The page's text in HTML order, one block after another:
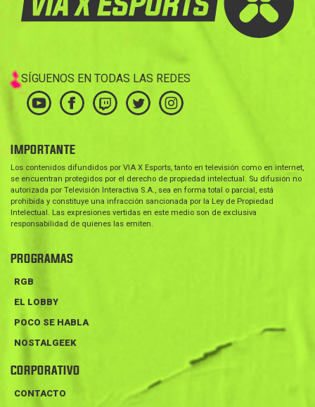
SÍGUENOS EN TODAS LAS REDES
IMPORTANTE
Los contenidos difundidos por VIA X Esports, tanto en televisión como en internet,
se encuentran protegidos por el derecho de propiedad intelectual. Su difusión no
autorizada por Televisión Interactiva S.A., sea en forma total o parcial, está
prohibida y constituye una infracción sancionada por la Ley de Propiedad
Intelectual. Las expresiones vertidas en este medio son de exclusiva
responsabilidad de quienes las emiten.
PROGRAMAS
RGB
EL LOBBY
POCO SE HABLA
NOSTALGEEK
CORPORATIVO
CONTACTO